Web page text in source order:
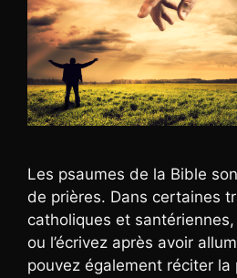
Les psaumes de la Bible
de prières. Dans certaines
catholiques et
ou l’écrivez après avoir
pouvez également réciter